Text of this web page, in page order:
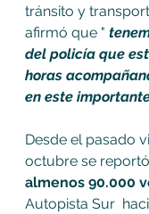
tránsito y
afirmó que "
del policía que
horas
en este
Desde el pasado
octubre se reportó
almenos 90.000
Autopista Sur